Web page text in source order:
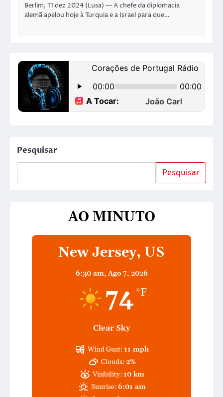
Berlim, 11 dez 2024 (Lusa) — A chefe da diplomacia
alemã apelou hoje à Turquia e a Israel para que…
Pesquisar
Pesquisar
AO MINUTO
New Jersey, US
6:30 am, Ago 7, 2026
74 °F
Clear Sky
Wind Gust: 11 mph
Clouds:2%
Visibility: 10 km
Sunrise:6:01 am